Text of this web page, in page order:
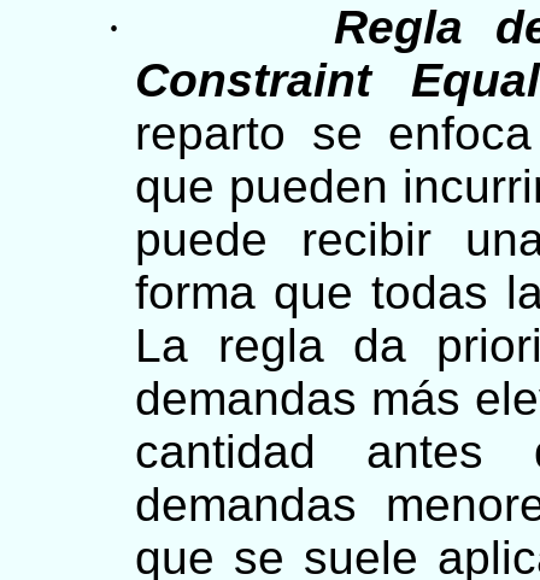
·
Regla
Constraint
reparto se
que pueden
puede recibir
forma que todas
La regla da
demandas más
cantidad
demandas
que se suele